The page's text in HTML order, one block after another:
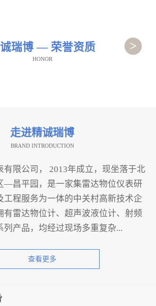
瑞博 — 荣誉资质
HONOR
>
走进精诚瑞博
BRAND INTRODUCTION
有限公司， 2013年成立，现坐落于北
—昌平园，是一家集雷达物位仪表研
工程服务为一体的中关村高新技术企
有雷达物位计、超声波液位计、射频
列产品，均经过现场多重复杂...
查看更多